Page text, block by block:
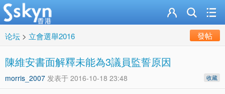
论坛 > 立會選舉2016 發帖
陳維安書面解釋未能為3議員監誓原因
收藏
morris_2007 发表于 2016-10-18 23:48